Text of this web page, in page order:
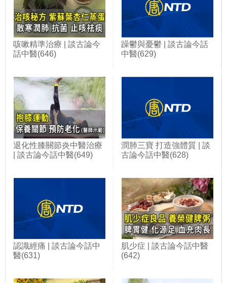
咳嗽精準治療 | 談古論今
話中醫(646)
躁鬱與憂鬱 | 談古論今話
中醫(629)
退化性膝關節炎中醫治療
| 談古論今話中醫(649)
潤肺三寶 打造強體質 | 談
古論今話中醫(628)
認識經痛 | 談古論今話中
醫(631)
肌少症 | 談古論今話中醫
(642)